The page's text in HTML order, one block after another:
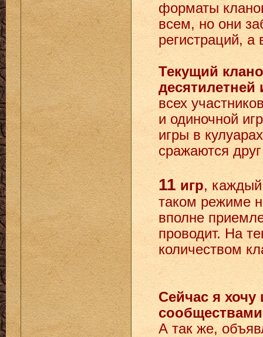
форматы
всем, но они
регистраций, а
Текущий
десятилетней
всех
и одиночной
игры в
сражаются
11 игр,
таком режиме
вполне
проводит. На
количеством
Сейчас я хочу
А так же,